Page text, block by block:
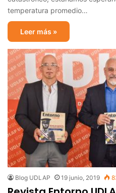
temperatura promedio…
Leer más »
Blog UDLAP 19 junio, 2019